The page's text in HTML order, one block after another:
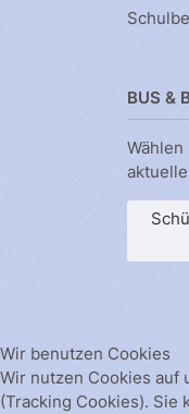
BUS &
Wir benutzen Cookies
Wir nutzen Cookies auf
(Tracking Cookies). Sie